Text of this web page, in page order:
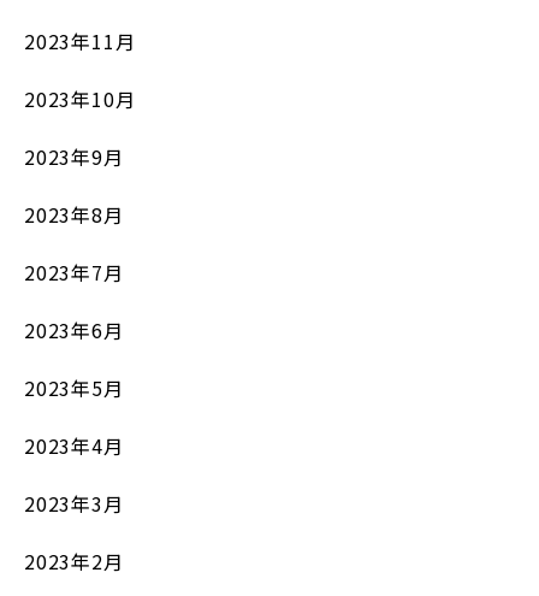
2023年11月
2023年10月
2023年9月
2023年8月
2023年7月
2023年6月
2023年5月
2023年4月
2023年3月
2023年2月